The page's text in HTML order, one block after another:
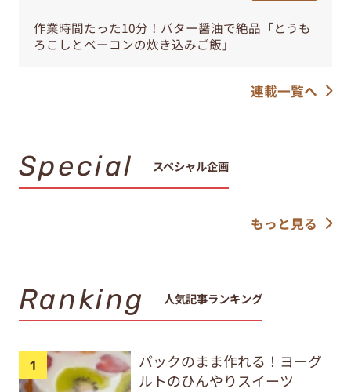
作業時間たった10分！バター醤油で絶品「とうも
ろこしとベーコンの炊き込みご飯」
連載一覧へ
Special スペシャル企画
もっと見る
Ranking 人気記事ランキング
パックのまま作れる！ヨーグ
ルトのひんやりスイーツ